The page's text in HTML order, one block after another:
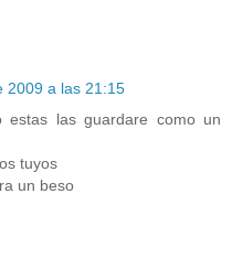
2009 a las 21:15
las guardare como un
tuyos
un beso